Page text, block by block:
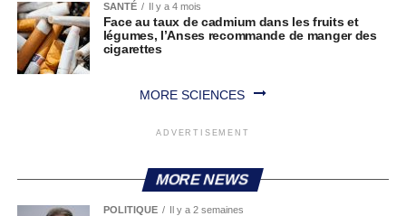
SANTÉ Il y a 4 mois
Face au taux de cadmium dans les fruits et
légumes, l’Anses recommande de manger des
cigarettes
MORE SCIENCES
ADVERTISEMENT
MORE NEWS
POLITIQUE Il y a 2 semaines